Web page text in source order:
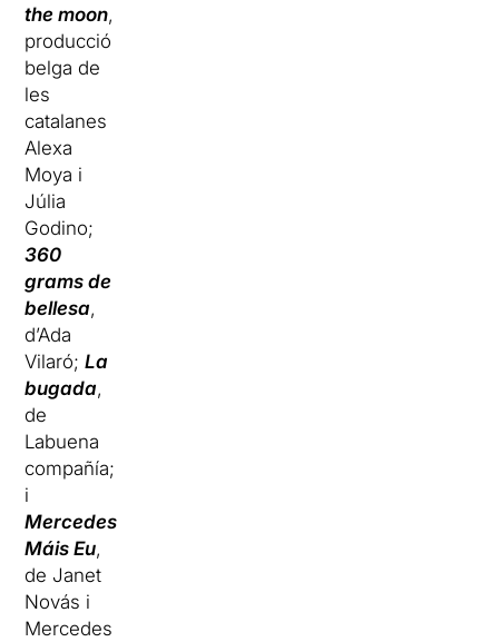
the moon,
producció
belga de
les
catalanes
Alexa
Moya i
Júlia
Godino;
360
grams de
bellesa,
d’Ada
Vilaró;La
bugada,
de
Labuena
compañía;
i
Mercedes
Máis Eu,
de Janet
Novás i
Mercedes